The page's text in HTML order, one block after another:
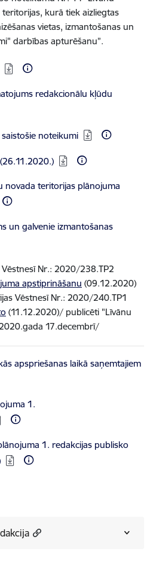
kurā tiek aizliegtas
vietas, izmantošanas un
darbības apturēšanu”.
redakcionālu kļūdu
noteikumi
novada teritorijas plānojuma
un galvenie izmantošanas
Nr.: 2020/238.TP2
apstiprināšanu (09.12.2020)
Vēstnesī Nr.: 2020/240.TP1
(11.12.2020)/ publicēti "Līvānu
17.decembrī/
apspriešanas laikā saņemtajiem
1.
1. redakcijas publisko